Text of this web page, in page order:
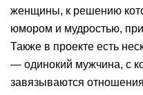
женщины, к решению
юмором и мудростью,
Также в проекте есть
— одинокий мужчина, с
завязываются